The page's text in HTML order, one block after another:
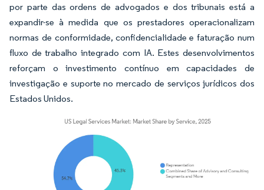
por parte das ordens de advogados e dos tribunais está a
expandir-se à medida que os prestadores operacionalizam
normas de conformidade, confidencialidade e faturação num
fluxo de trabalho integrado com IA. Estes desenvolvimentos
reforçam o investimento contínuo em capacidades de
investigação e suporte no mercado de serviços jurídicos dos
Estados Unidos.